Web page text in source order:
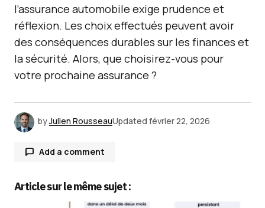
l’assurance automobile exige prudence et
réflexion. Les choix effectués peuvent avoir
des conséquences durables sur les finances et
la sécurité. Alors, que choisirez-vous pour
votre prochaine assurance ?
byJulien RousseauUpdated février 22, 2026
Add a comment
Votre adresse e-mail ne sera pas publiée.Les
Article sur le même sujet :